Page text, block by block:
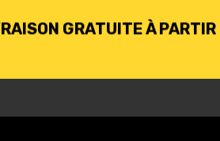
BIENVENUE CHEZ
GRATUITE À